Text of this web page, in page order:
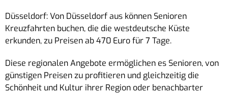
Düsseldorf: Von Düsseldorf aus können Senioren
Kreuzfahrten buchen, die die westdeutsche Küste
erkunden, zu Preisen ab 470 Euro für 7 Tage.
Diese regionalen Angebote ermöglichen es Senioren, von
günstigen Preisen zu profitieren und gleichzeitig die
Schönheit und Kultur ihrer Region oder benachbarter